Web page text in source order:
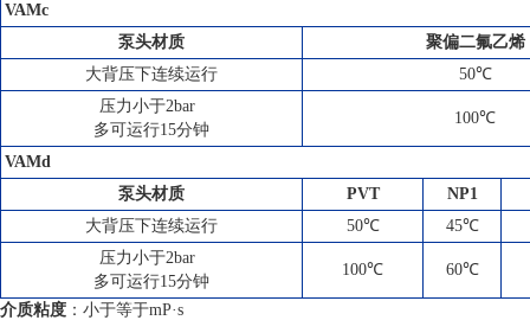
VAMc
泵头材质
聚偏二氟乙烯
大背压下连续运行
50℃
压力小于2bar
多可运行15分钟
100℃
VAMd
泵头材质
PVT
NP1
大背压下连续运行
50℃
45℃
压力小于2bar
多可运行15分钟
100℃ 60℃
介质粘度 ：小于等于mP·s